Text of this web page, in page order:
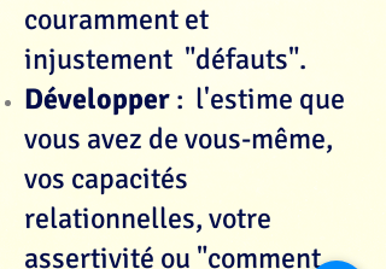
couramment et
injustement "défauts".
Développer : l'estime que
vous avez de vous-même,
vos capacités
relationnelles, votre
assertivité ou "comment